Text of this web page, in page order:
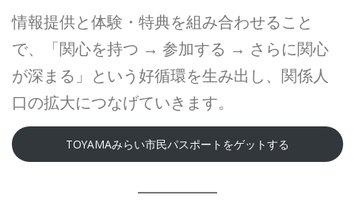
情報提供と体験・特典を組み合わせること
で、「関心を持つ → 参加する → さらに関心
が深まる」という好循環を生み出し、関係人
口の拡大につなげていきます。
TOYAMAみらい市民パスポートをゲットする